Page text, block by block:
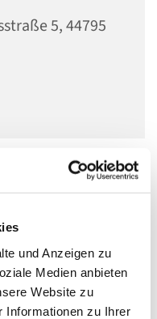
und Anzeigen zu
Medien anbieten
Website zu
Informationen zu Ihrer
5, 44795